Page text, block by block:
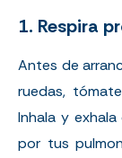
1. Respira
Antes de
ruedas,
Inhala y
por tus